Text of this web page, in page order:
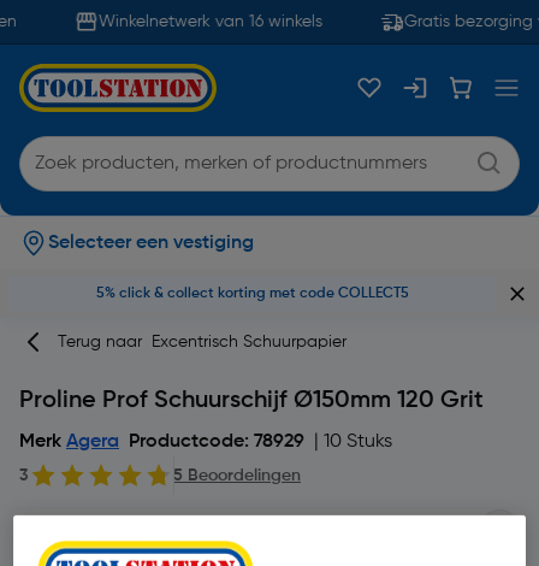
Winkelnetwerk van 16 winkels Gratis bezorging
Selecteer een vestiging
5% click & collect korting met code COLLECT5
Terug naar Excentrisch Schuurpapier
Proline Prof Schuurschijf Ø150mm 120 Grit
Merk Agera Productcode: 78929 | 10 Stuks
3 5 Beoordelingen